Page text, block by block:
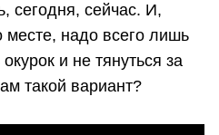
сегодня, сейчас. И,
месте, надо всего лишь
и не тянуться за
такой вариант?